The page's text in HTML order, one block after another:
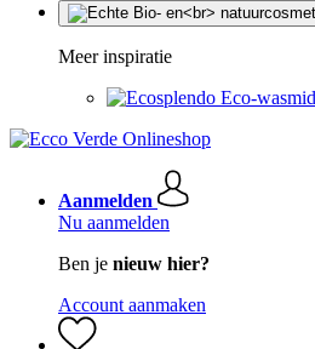
Meer inspiratie
Eco-
Aanmelden
Nu aanmelden
Ben je nieuw hier?
Account aanmaken